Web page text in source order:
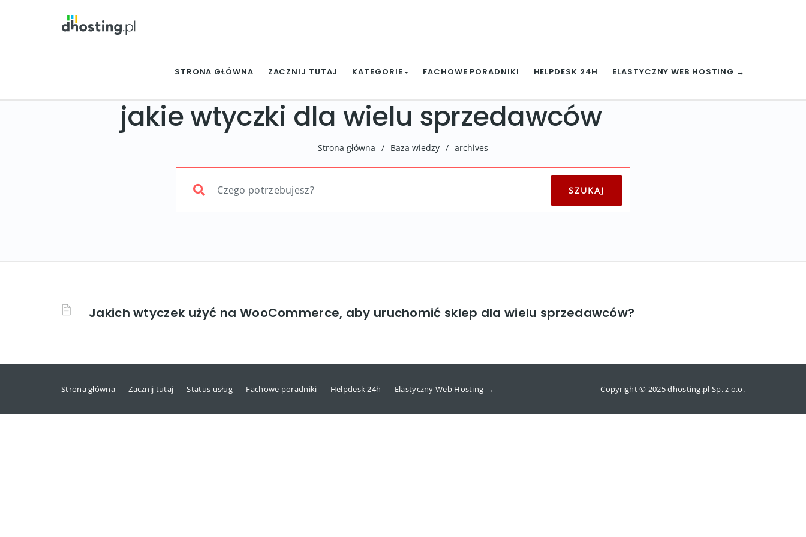
STRONA GŁÓWNA ZACZNIJ TUTAJ KATEGORIE FACHOWE PORADNIKI HELPDESK 24H ELASTYCZNY WEB HOSTING →
jakie wtyczki dla wielu sprzedawców
Strona główna / Baza wiedzy / archives
Jakich wtyczek użyć na WooCommerce, aby uruchomić sklep dla wielu sprzedawców?
Strona główna Zacznij tutaj Status usług Fachowe poradniki Helpdesk 24h Elastyczny Web Hosting → Copyright © 2025 dhosting.pl Sp. z o.o.